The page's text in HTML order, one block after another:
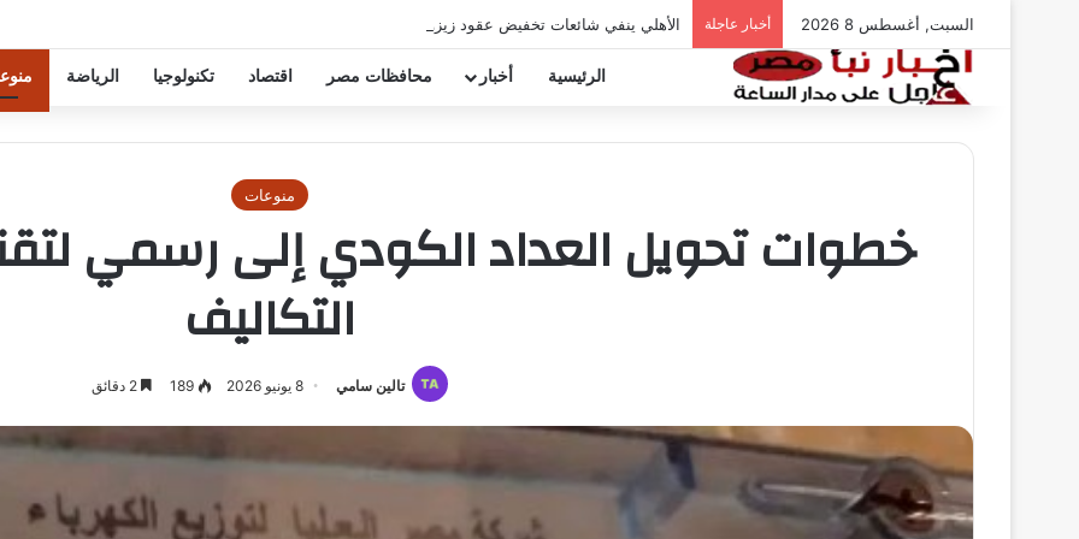
السبت, أغسطس 8 2026 أخبار عاجلة الأهلي ينفي شائعات تخفيض عقود زيزو والشناوي
الرئيسية أخبار محافظات مصر اقتصاد تكنولوجيا الرياضة
منوعات
خطوات تحويل العداد الكودي إلى رسمي
التكاليف
تالين سامي 8 يونيو 2026 189